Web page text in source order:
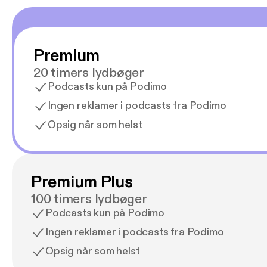
Premium
20 timers lydbøger
Podcasts kun på Podimo
Ingen reklamer i podcasts fra Podimo
Opsig når som helst
Premium Plus
100 timers lydbøger
Podcasts kun på Podimo
Ingen reklamer i podcasts fra Podimo
Opsig når som helst